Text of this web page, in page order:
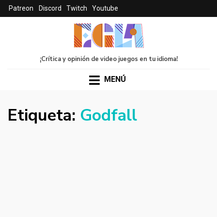
Patreon Discord Twitch Youtube
¡Crítica y opinión de video juegos en tu idioma!
MENÚ
Etiqueta: Godfall